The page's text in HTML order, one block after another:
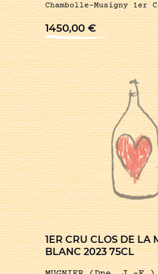
Chambolle-Musigny 1er
1450,00€
1ER CRU CLOS DE LA
BLANC 2023 75CL